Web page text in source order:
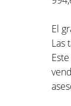
El
Las